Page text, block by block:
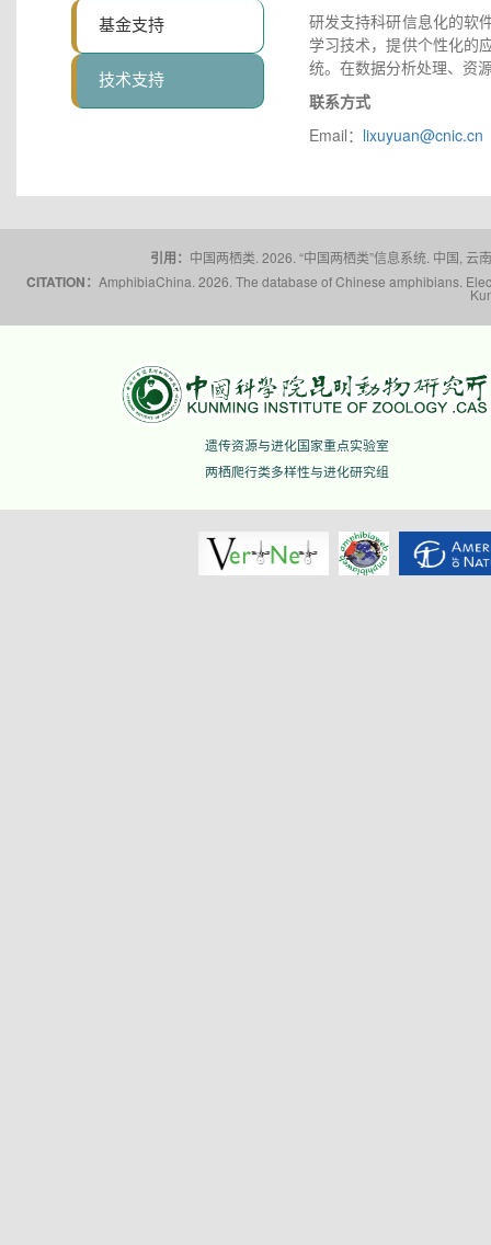
基金支持
技术支持
研发支持科研信息化的软
学习技术，提供个性化的
统。在数据分析处理、资
联系方式
Email： lixuyuan@cnic.cn
引用： 中国两栖类. 2026. “中国两栖类”信息系统. 中国,
CITATION： AmphibiaChina. 2026. The database of Chinese amphibians.
遗传资源与进化国家重点实验室
两栖爬行类多样性与进化研究组